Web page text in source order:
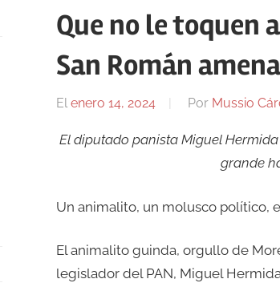
Que no le toquen
San Román
Elenero 14, 2024 Por Mussio
El diputado panista Miguel
grande
Un animalito, un molusco político,
El animalito guinda, orgullo de
legislador del PAN, Miguel